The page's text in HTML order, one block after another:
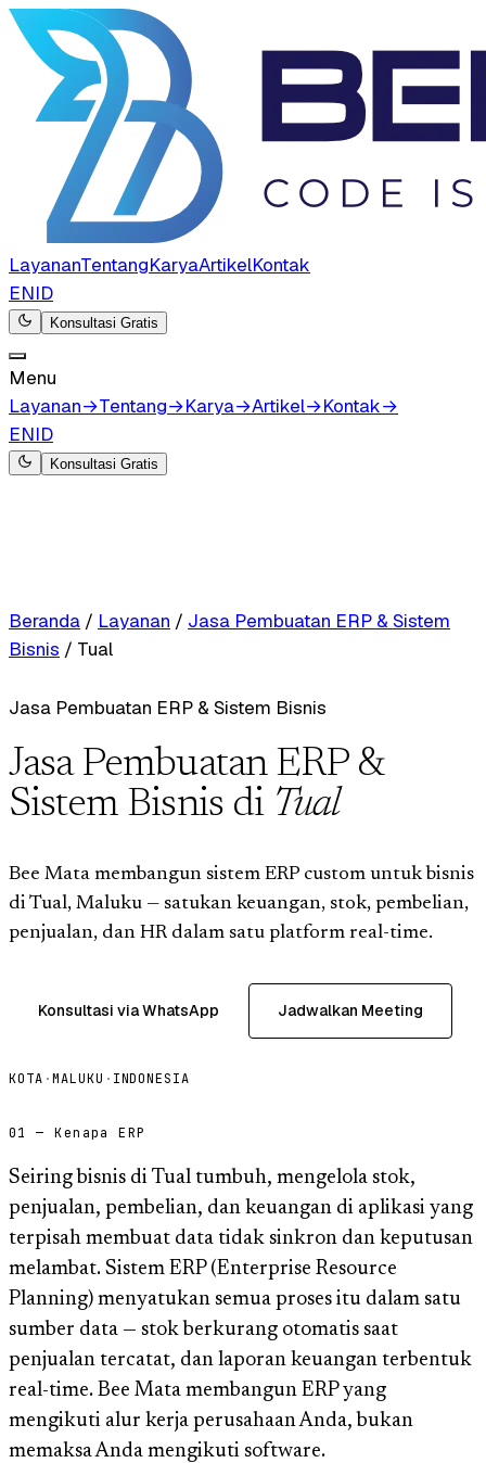
LayananTentangKaryaArtikelKontak
ENID
Konsultasi Gratis
Menu
Layanan→Tentang→Karya→Artikel→Kontak→
ENID
Konsultasi Gratis
Beranda / Layanan / Jasa Pembuatan ERP & Sistem
Bisnis / Tual
Jasa Pembuatan ERP & Sistem Bisnis
Jasa Pembuatan ERP &
Sistem Bisnis di Tual
Bee Mata membangun sistem ERP custom untuk bisnis
di Tual, Maluku — satukan keuangan, stok, pembelian,
penjualan, dan HR dalam satu platform real-time.
Konsultasi via WhatsApp Jadwalkan Meeting
KOTA ·MALUKU · INDONESIA
01 — Kenapa ERP
Seiring bisnis di Tual tumbuh, mengelola stok,
penjualan, pembelian, dan keuangan di aplikasi yang
terpisah membuat data tidak sinkron dan keputusan
melambat. Sistem ERP (Enterprise Resource
Planning) menyatukan semua proses itu dalam satu
sumber data — stok berkurang otomatis saat
penjualan tercatat, dan laporan keuangan terbentuk
real-time. Bee Mata membangun ERP yang
mengikuti alur kerja perusahaan Anda, bukan
memaksa Anda mengikuti software.